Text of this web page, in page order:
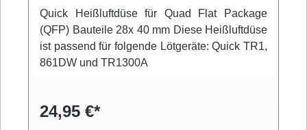
Quick Heißluftdüse für Quad Flat Package
(QFP) Bauteile 28x 40 mm Diese Heißluftdüse
ist passend für folgende Lötgeräte: Quick TR1,
861DW und TR1300A
24,95 €*